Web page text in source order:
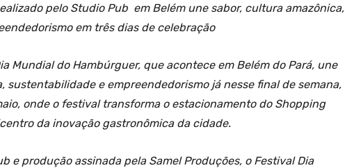
pelo Studio Pub em Belém une sabor, cultura amazônica,
em três dias de celebração
Mundial do Hambúrguer, que acontece em Belém do Pará, une
sustentabilidade e empreendedorismo já nesse final de semana,
onde o festival transforma o estacionamento do Shopping
da inovação gastronômica da cidade.
e produção assinada pela Samel Produções, o Festival Dia